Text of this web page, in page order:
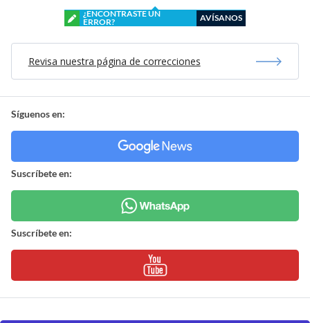
¿ENCONTRASTE UN
ERROR?
AVÍSANOS
Revisa nuestra página de correcciones
Síguenos en:
Suscríbete en:
Suscríbete en: